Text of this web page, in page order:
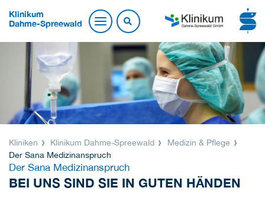
Klinikum
Dahme-Spreewald
Kliniken Klinikum Dahme-Spreewald
Medizin & Pflege
Der Sana Medizinanspruch
Der Sana Medizinanspruch
BEI UNS SIND SIE IN GUTEN HÄNDEN